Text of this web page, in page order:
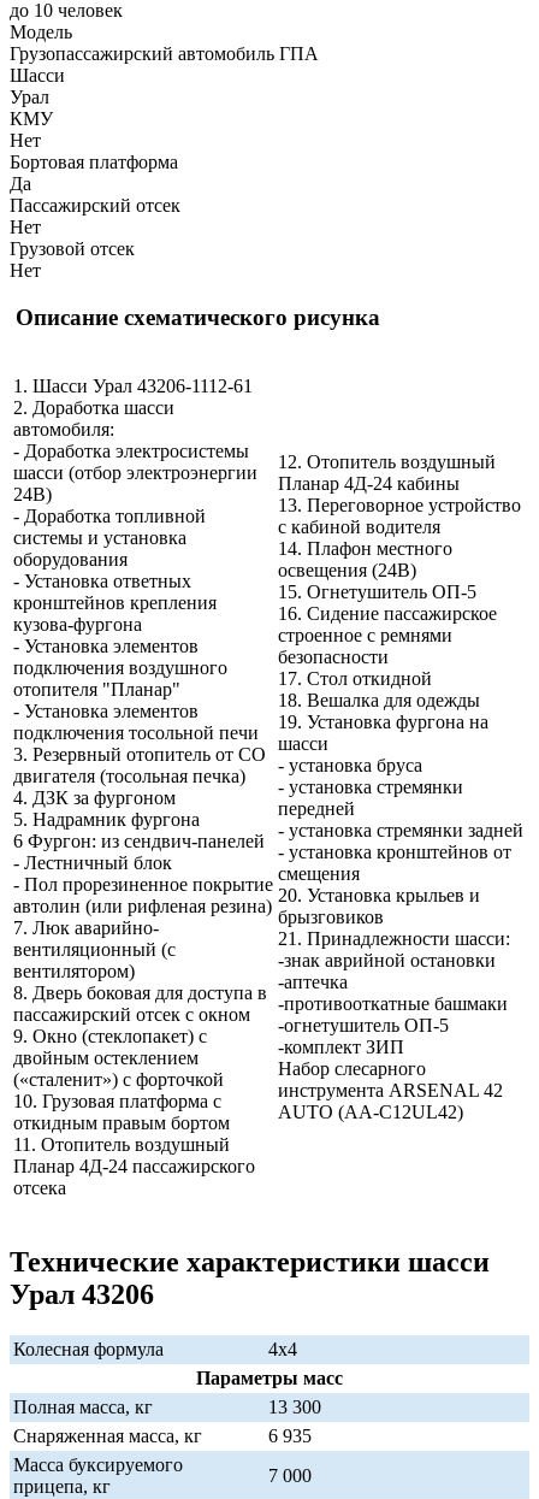
до 10 человек
Модель
Грузопассажирский автомобиль ГПА
Шасси
Урал
КМУ
Нет
Бортовая платформа
Да
Пассажирский отсек
Нет
Грузовой отсек
Нет
Описание схематического рисунка
1. Шасси Урал 43206-1112-61
2. Доработка шасси
автомобиля:
- Доработка электросистемы
шасси (отбор электроэнергии
24В)
- Доработка топливной
системы и установка
оборудования
- Установка ответных
кронштейнов крепления
кузова-фургона
- Установка элементов
подключения воздушного
отопителя "Планар"
- Установка элементов
подключения тосольной печи
3. Резервный отопитель от СО
двигателя (тосольная печка)
4. ДЗК за фургоном
5. Надрамник фургона
6 Фургон: из сендвич-панелей
- Лестничный блок
- Пол прорезиненное покрытие
автолин (или рифленая резина)
7. Люк аварийно-
вентиляционный (с
вентилятором)
8. Дверь боковая для доступа в
пассажирский отсек с окном
9. Окно (стеклопакет) с
двойным остеклением
(«сталенит») с форточкой
10. Грузовая платформа с
откидным правым бортом
11. Отопитель воздушный
Планар 4Д-24 пассажирского
отсека
12. Отопитель воздушный
Планар 4Д-24 кабины
13. Переговорное устройство
с кабиной водителя
14. Плафон местного
освещения (24В)
15. Огнетушитель ОП-5
16. Сидение пассажирское
строенное с ремнями
безопасности
17. Стол откидной
18. Вешалка для одежды
19. Установка фургона на
шасси
- установка бруса
- установка стремянки
передней
- установка стремянки задней
- установка кронштейнов от
смещения
20. Установка крыльев и
брызговиков
21. Принадлежности шасси:
-знак аврийной остановки
-аптечка
-противооткатные башмаки
-огнетушитель ОП-5
-комплект ЗИП
Набор слесарного
инструмента ARSENAL 42
AUTO (AA-C12UL42)
Технические характеристики шасси
Урал 43206
Колесная формула
4х4
Параметры масс
Полная масса, кг
13 300
Снаряженная масса, кг
6 935
Масса буксируемого
прицепа, кг
7 000